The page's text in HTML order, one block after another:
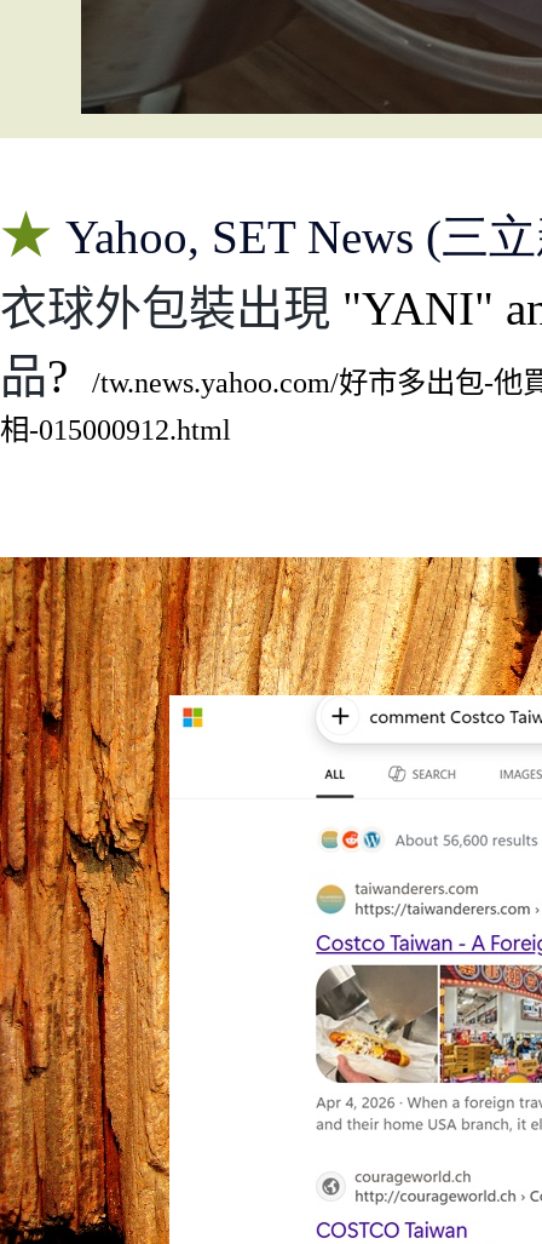
★ Yahoo, SETNews (三
衣球外包裝出現 "YANI"
品?
/tw.news.yahoo.com/好市多出包-
相-015000912.html